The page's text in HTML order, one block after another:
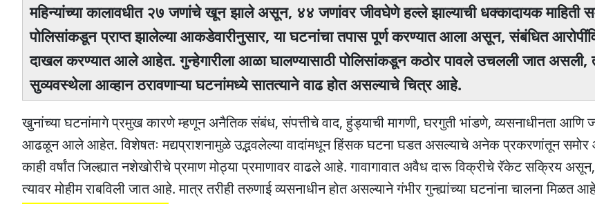
महिन्यांच्या कालावधीत २७ जणांचे खून झाले असून, ४४ जणांवर जीवघेणे हल्ले झाल्याची धक्कादायक माहिती
पोलिसांकडून प्राप्त झालेल्या आकडेवारीनुसार, या घटनांचा तपास पूर्ण करण्यात आला असून, संबंधित
दाखल करण्यात आले आहेत. गुन्हेगारीला आळा घालण्यासाठी पोलिसांकडून कठोर पावले उचलली जात असली,
सुव्यवस्थेला आव्हान ठरावणाऱ्या घटनांमध्ये सातत्याने वाढ हाेत असल्याचे चित्र आहे.
खुनांच्या घटनांमागे प्रमुख कारणे म्हणून अनैतिक संबंध, संपत्तीचे वाद, हुंड्याची मागणी, घरगुती भांडणे, व्यसनाधीनता आणि
आढळून आले आहेत. विशेषतः मद्यप्राशनामुळे उद्भवलेल्या वादांमधून हिंसक घटना घडत असल्याचे अनेक प्रकरणांतून
काही वर्षांत जिल्ह्यात नशेखोरीचे प्रमाण मोठ्या प्रमाणावर वाढले आहे. गावागावात अवैध दारू विक्रीचे रॅकेट सक्रिय
त्यावर मोहीम राबविली जात आहे. मात्र तरीही तरुणाई व्यसनाधीन होत असल्याने गंभीर गुन्ह्यांच्या घटनांना चालना मिळत